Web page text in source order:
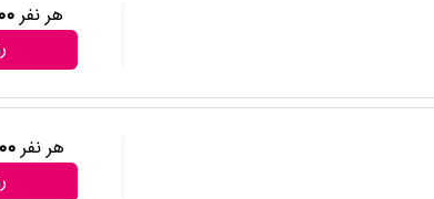
هر نفر
هر نفر